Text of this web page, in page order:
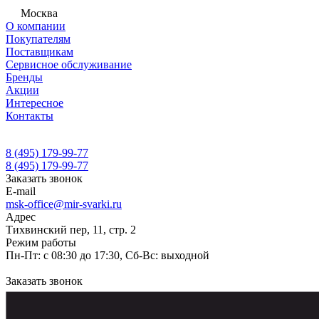
Москва
О компании
Покупателям
Поставщикам
Сервисное обслуживание
Бренды
Акции
Интересное
Контакты
8 (495) 179-99-77
8 (495) 179-99-77
Заказать звонок
E-mail
msk-office@mir-svarki.ru
Адрес
Тихвинский пер, 11, стр. 2
Режим работы
Пн-Пт: с 08:30 до 17:30, Сб-Вс: выходной
Заказать звонок